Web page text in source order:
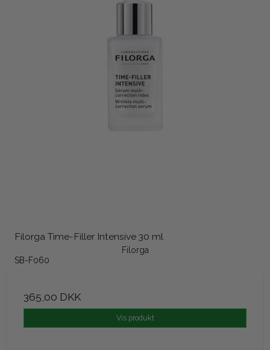
Filorga Time-Filler Intensive 30 ml
Filorga
SB-F060
365,00 DKK
Vis produkt